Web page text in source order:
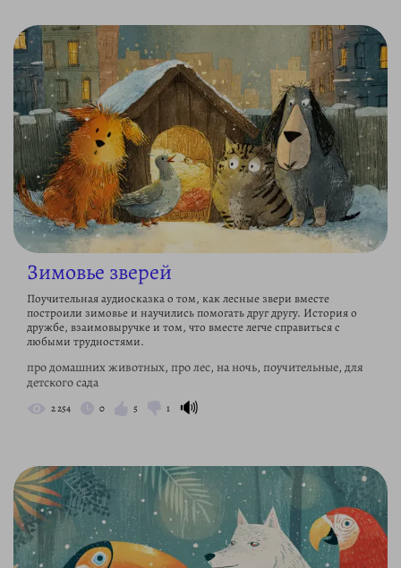
Зимовье зверей
Поучительная аудиосказка о том, как лесные звери вместе
построили зимовье и научились помогать друг другу. История о
дружбе, взаимовыручке и том, что вместе легче справиться с
любыми трудностями.
про домашних животных, про лес, на ночь, поучительные, для
детского сада
2 254 0 5 1 🔊